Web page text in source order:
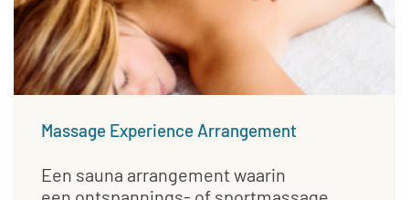
Massage Experience Arrangement
Een sauna arrangement waarin